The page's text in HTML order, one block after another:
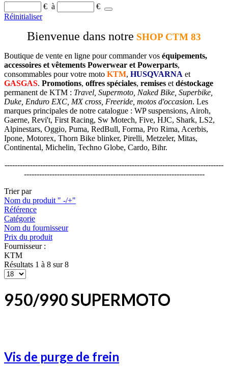
€ à
€
Réinitialiser
Bienvenue dans notre SHOP CTM 83
Boutique de vente en ligne pour commander vos équipements,
accessoires et vêtements Powerwear et Powerparts,
consommables pour votre moto KTM, HUSQVARNA et
GASGAS. Promotions, offres spéciales, remises et déstockage
permanent de KTM : Travel, Supermoto, Naked Bike, Superbike,
Duke, Enduro EXC, MX cross, Freeride, motos d'occasion. Les
marques principales de notre catalogue : WP suspensions, Airoh,
Gaerne, Revi't, First Racing, Sw Motech, Five, HJC, Shark, LS2,
Alpinestars, Oggio, Puma, RedBull, Forma, Pro Rima, Acerbis,
Ipone, Motorex, Thorn Bike blinker, Pirelli, Metzeler, Mitas,
Continental, Michelin, Techno Globe, Cardo, Bihr.
--------------------------------------------------------------------------------------
-----------------------------------------------------------------------
Trier par
Nom du produit " -/+"
Référence
Catégorie
Nom du fournisseur
Prix du produit
Fournisseur :
KTM
Résultats 1 à 8 sur 8
950/990 SUPERMOTO
Vis de purge de frein